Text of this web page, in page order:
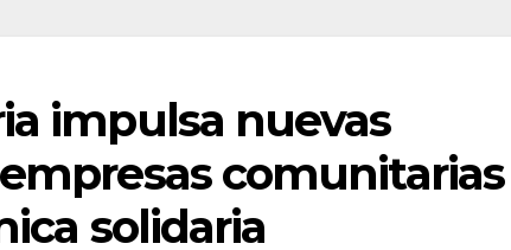
impulsa nuevas
comunitarias
solidaria